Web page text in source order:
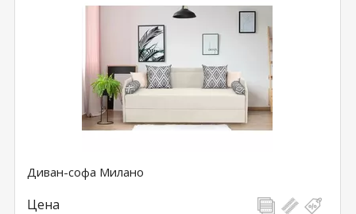
Диван-софа Милано
Цена